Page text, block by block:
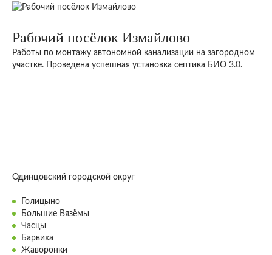
Рабочий посёлок Измайлово
Работы по монтажу автономной канализации на загородном
участке. Проведена успешная установка септика БИО 3.0.
Одинцовский городской округ
Голицыно
Большие Вязёмы
Часцы
Барвиха
Жаворонки